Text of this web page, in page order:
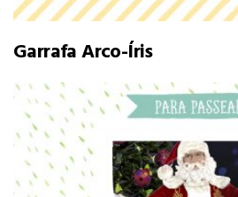
Garrafa Arco-Íris